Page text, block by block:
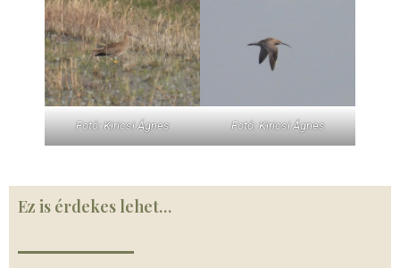
Fotó: Kiricsi Ágnes Fotó: Kiricsi Ágnes
Ez is érdekes lehet…